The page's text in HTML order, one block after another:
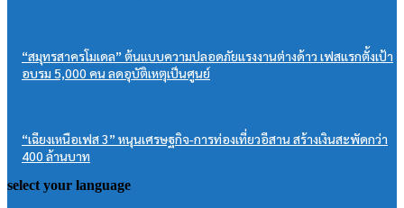
“สมุทรสาครโมเดล” ต้นแบบความปลอดภัยแรงงานต่างด้าว เฟสแรกตั้งเป้า
อบรม 5,000 คน ลดอุบัติเหตุเป็นศูนย์
“เฉียงเหนือเฟส 3” หนุนเศรษฐกิจ-การท่องเที่ยวอีสาน สร้างเงินสะพัดกว่า
400 ล้านบาท
select your language